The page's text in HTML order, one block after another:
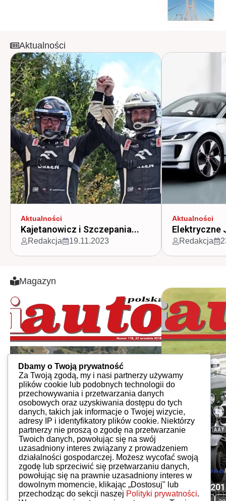
Aktualności
Aktualności
Kajetanowicz i Szczepania...
Redakcja 19.11.2023
Aktualności
Elektryczne
Redakcja
Magazyn
iAuto 118, 2018 iAuto 13,
Dbamy o Twoją prywatność
Za Twoją zgodą, my i nasi partnerzy używamy
plików cookie lub podobnych technologii do
przechowywania i przetwarzania danych
osobowych oraz uzyskiwania dostępu do tych
danych, takich jak informacje o Twojej wizycie,
adresy IP i identyfikatory plików cookie. Niektórzy
partnerzy nie proszą o zgodę na przetwarzanie
Twoich danych, powołując się na swój
uzasadniony interes związany z prowadzeniem
działalności gospodarczej. Możesz wycofać swoją
zgodę lub sprzeciwić się przetwarzaniu danych,
powołując się na prawnie uzasadniony interes w
dowolnym momencie, klikając „Dostosuj" lub
przechodząc do sekcji naszej Polityki prywatności.